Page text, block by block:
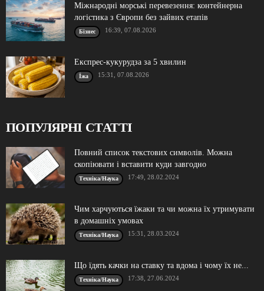
Міжнародні морські перевезення: контейнерна
логістика з Європи без зайвих етапів
Бізнес 16:39, 07.08.2026
Експрес-кукурудза за 5 хвилин
Їжа 15:31, 07.08.2026
ПОПУЛЯРНІ СТАТТІ
Повний список текстових символів. Можна
скопіювати і вставити куди завгодно
Техніка/Наука 17:49, 28.02.2024
Чим харчуються їжаки та чи можна їх утримувати
в домашніх умовах
Техніка/Наука 15:31, 28.03.2024
Що їдять качки на ставку та вдома і чому їх не...
Техніка/Наука 17:38, 27.06.2024